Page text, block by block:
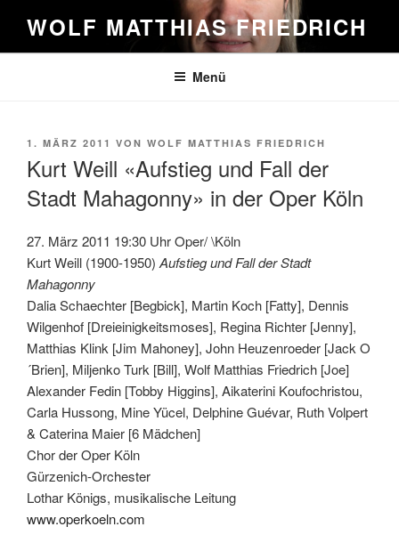
Inhalt
springen
WOLF MATTHIAS FRIEDRICH
Menü
VERÖFFENTLICHT
1. MÄRZ 2011 VON WOLF MATTHIAS FRIEDRICH
Kurt Weill «Aufstieg und Fall der
Stadt Mahagonny» in der Oper Köln
27. März 2011 19:30 Uhr Oper/ \Köln
Kurt Weill (1900-1950)Aufstieg und Fall der Stadt
Mahagonny
Dalia Schaechter [Begbick], Martin Koch [Fatty], Dennis
Wilgenhof [Dreieinigkeitsmoses], Regina Richter [Jenny],
Matthias Klink [Jim Mahoney], John Heuzenroeder [Jack O
´Brien], Miljenko Turk [Bill], Wolf Matthias Friedrich [Joe]
Alexander Fedin [Tobby Higgins], Aikaterini Koufochristou,
Carla Hussong, Mine Yücel, Delphine Guévar, Ruth Volpert
& Caterina Maier [6 Mädchen]
Chor der Oper Köln
Gürzenich-Orchester
Lothar Königs, musikalische Leitung
www.operkoeln.com